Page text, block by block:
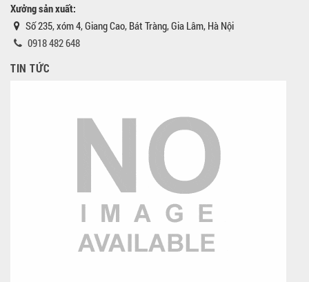
Xưởng sản xuất:
Số 235, xóm 4, Giang Cao, Bát Tràng, Gia Lâm, Hà Nội
0918 482 648
TIN TỨC